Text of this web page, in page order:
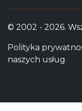
© 2002 - 2026.
Polityka
naszych usług